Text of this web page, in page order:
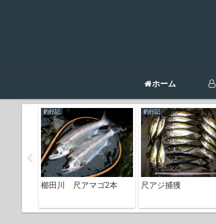
ホーム
釣行記
櫛田川 尺アマゴ2本
釣行記
尺アジ捕獲